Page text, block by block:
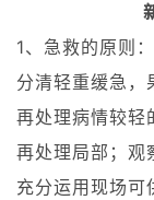
1、急救的原则
分清轻重缓急，
再处理病情较轻
再处理局部；观
充分运用现场可